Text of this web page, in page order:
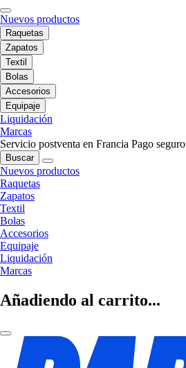
Nuevos productos
Raquetas
Zapatos
Textil
Bolas
Accesorios
Equipaje
Liquidación
Marcas
Servicio postventa en Francia Pago seguro
Buscar
Nuevos productos
Raquetas
Zapatos
Textil
Bolas
Accesorios
Equipaje
Liquidación
Marcas
Añadiendo al carrito...